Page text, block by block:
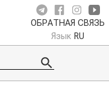
ОБРАТНАЯ СВЯЗЬ
Язык RU